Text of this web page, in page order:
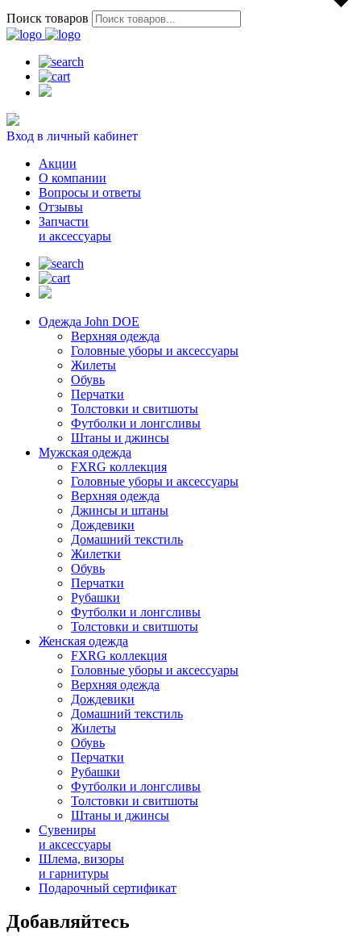
Поиск товаров
Вход в личный кабинет
Акции
О компании
Вопросы и ответы
Отзывы
Запчасти
и аксессуары
Одежда John DOE
Верхняя одежда
Головные уборы и аксессуары
Жилеты
Обувь
Перчатки
Толстовки и свитшоты
Футболки и лонгсливы
Штаны и джинсы
Мужская одежда
FXRG коллекция
Головные уборы и аксессуары
Верхняя одежда
Джинсы и штаны
Дождевики
Домашний текстиль
Жилетки
Обувь
Перчатки
Рубашки
Футболки и лонгсливы
Толстовки и свитшоты
Женская одежда
FXRG коллекция
Головные уборы и аксессуары
Верхняя одежда
Дождевики
Домашний текстиль
Жилеты
Обувь
Перчатки
Рубашки
Футболки и лонгсливы
Толстовки и свитшоты
Штаны и джинсы
Сувениры
и аксессуары
Шлема, визоры
и гарнитуры
Подарочный сертификат
Добавляйтесь